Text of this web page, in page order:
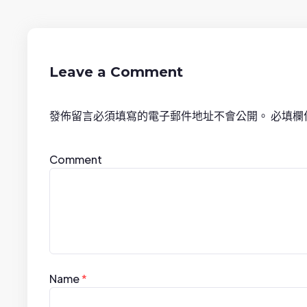
Leave a Comment
發佈留言必須填寫的電子郵件地址不會公開。 必填欄
Comment
Name*